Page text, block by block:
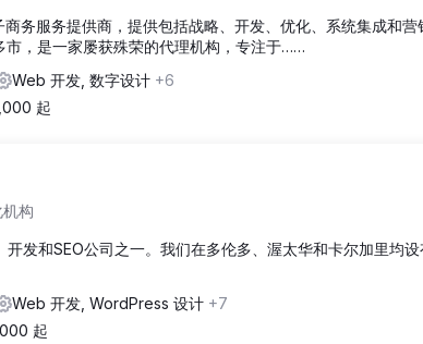
务服务提供商，提供包括战略、开发、优化、系统集成和
，是一家屡获殊荣的代理机构，专注于……
Web 开发, 数字设计 +6
起
构
发和SEO公司之一。我们在多伦多、渥太华和卡尔加里均
Web 开发, WordPress 设计 +7
起